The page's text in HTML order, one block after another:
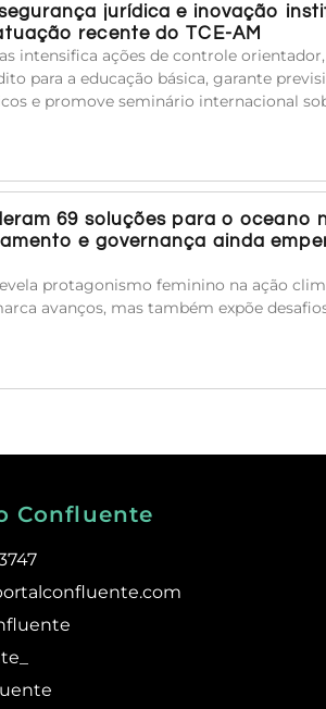
jurídica e inovação
recente do TCE-AM
intensifica ações de controle
para a educação básica, garante
e promove seminário internacional
69 soluções para o oceano
e governança ainda
protagonismo feminino na ação
avanços, mas também expõe
Confluente